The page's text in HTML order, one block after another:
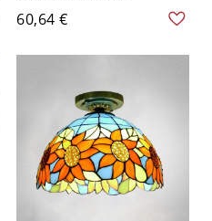
Deckenleuchte mit
Glasschirm und
Holzblende - Orange
60,64 €